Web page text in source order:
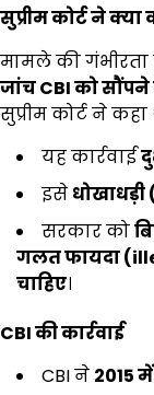
सुप्रीम कोर्ट ने क्या
मामले की
जांचCBIको
सुप्रीम कोर्ट ने कहा
यह कार्रवाई
इसे धोखाधड़ी
सरकार को
गलत फायदा (
चाहिए।
CBIकी कार्रवाई
CBI ने 2015